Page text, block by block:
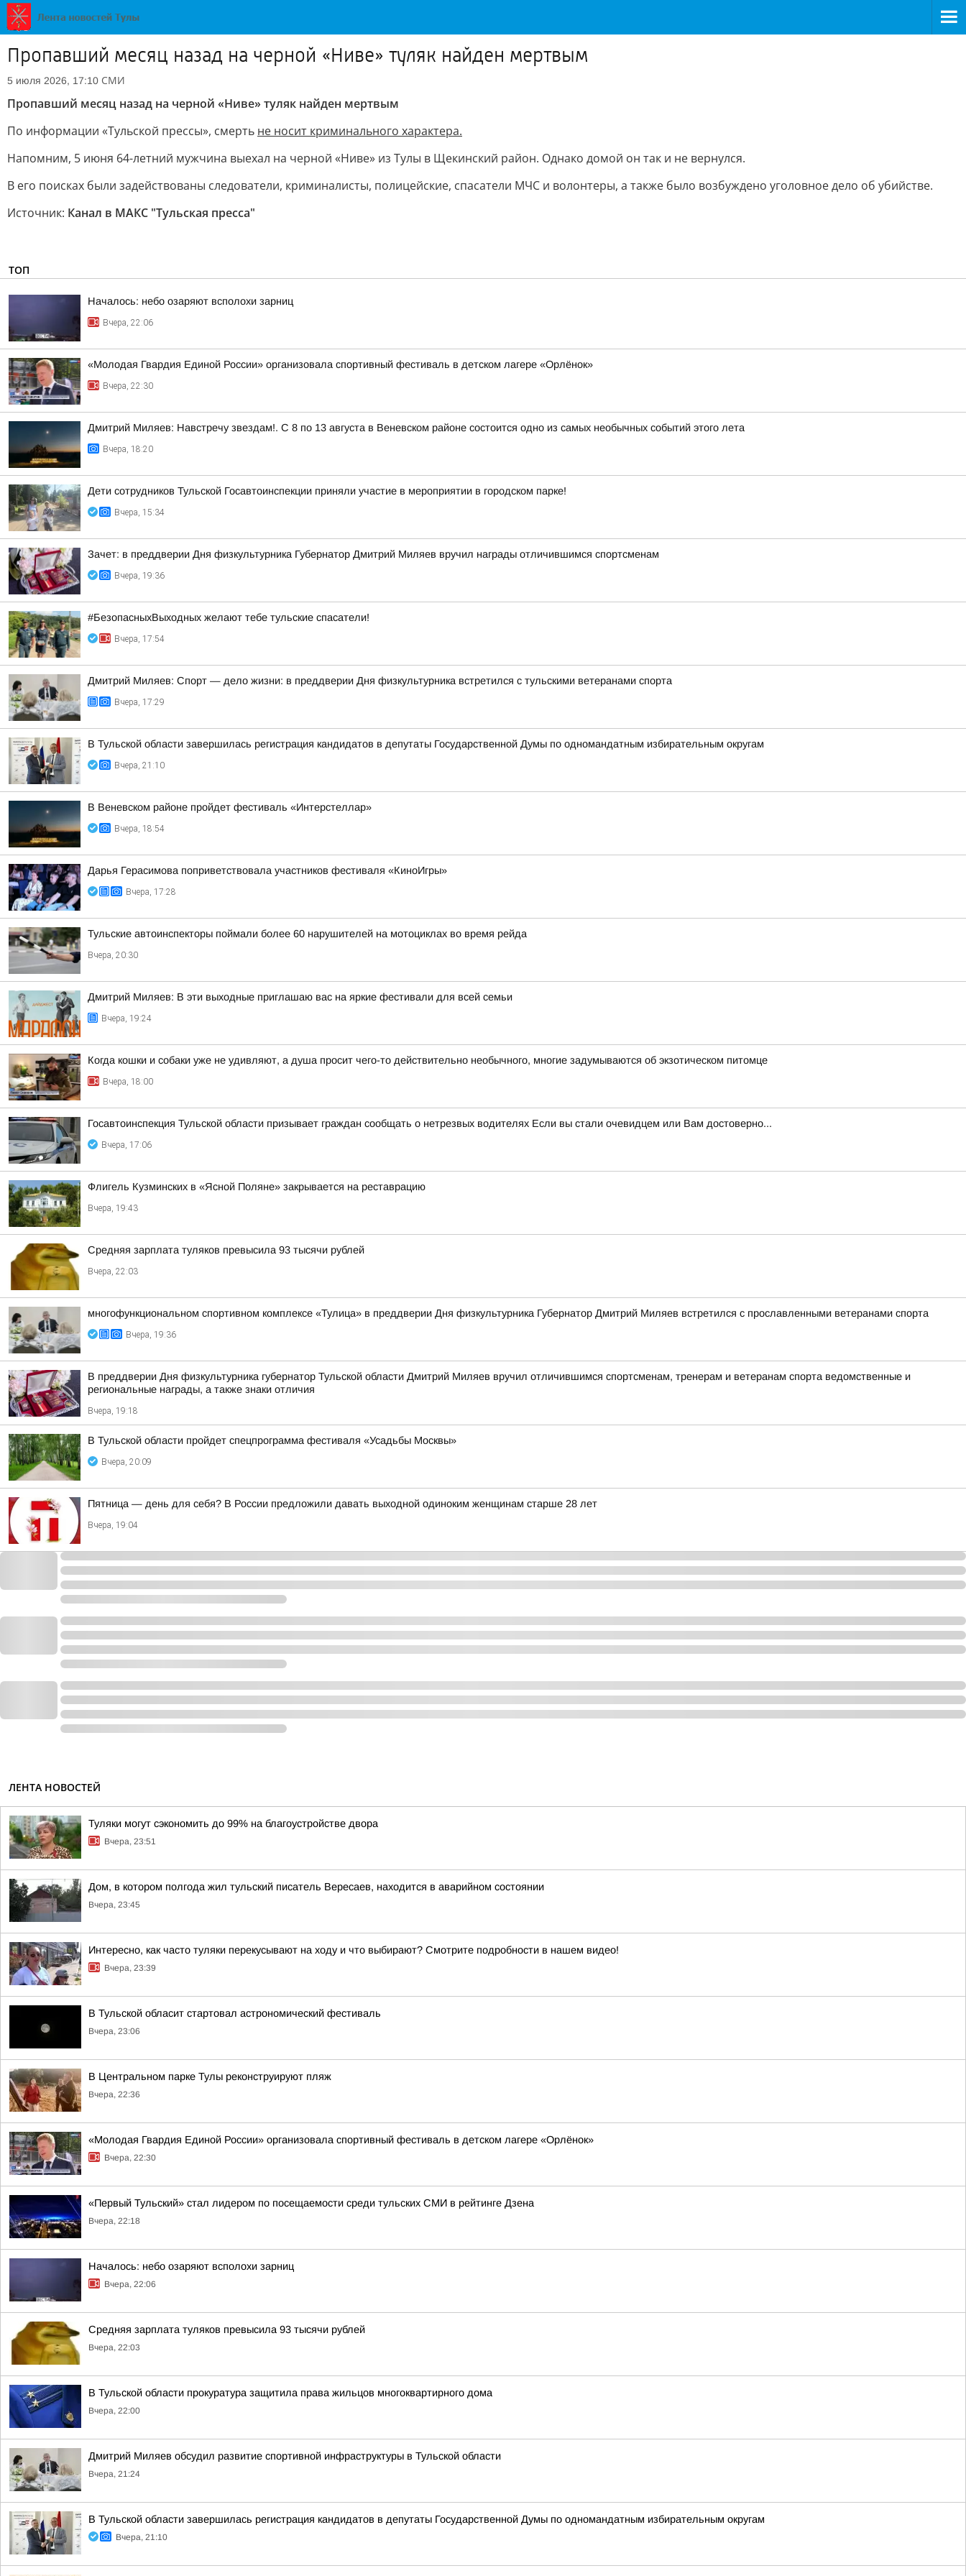
Пропавший месяц назад на черной «Ниве» туляк найден мертвым
5 июля 2026, 17:10 СМИ
Пропавший месяц назад на черной «Ниве» туляк найден мертвым
По информации «Тульской прессы», смерть не носит криминального характера.
Напомним, 5 июня 64-летний мужчина выехал на черной «Ниве» из Тулы в Щекинский район. Однако домой он так и не вернулся.
В его поисках были задействованы следователи, криминалисты, полицейские, спасатели МЧС и волонтеры, а также было возбуждено уголовное дело об убийстве.
Источник: Канал в МАКС "Тульская пресса"
ТОП
Началось: небо озаряют всполохи зарниц
Вчера, 22:06
«Молодая Гвардия Единой России» организовала спортивный фестиваль в детском лагере «Орлёнок»
Вчера, 22:30
Дмитрий Миляев: Навстречу звездам!. С 8 по 13 августа в Веневском районе состоится одно из самых необычных событий этого лета
Вчера, 18:20
Дети сотрудников Тульской Госавтоинспекции приняли участие в мероприятии в городском парке!
Вчера, 15:34
Зачет: в преддверии Дня физкультурника Губернатор Дмитрий Миляев вручил награды отличившимся спортсменам
Вчера, 19:36
#БезопасныхВыходных желают тебе тульские спасатели!
Вчера, 17:54
Дмитрий Миляев: Спорт — дело жизни: в преддверии Дня физкультурника встретился с тульскими ветеранами спорта
Вчера, 17:29
В Тульской области завершилась регистрация кандидатов в депутаты Государственной Думы по одномандатным избирательным округам
Вчера, 21:10
В Веневском районе пройдет фестиваль «Интерстеллар»
Вчера, 18:54
Дарья Герасимова поприветствовала участников фестиваля «КиноИгры»
Вчера, 17:28
Тульские автоинспекторы поймали более 60 нарушителей на мотоциклах во время рейда
Вчера, 20:30
Дмитрий Миляев: В эти выходные приглашаю вас на яркие фестивали для всей семьи
Вчера, 19:24
Когда кошки и собаки уже не удивляют, а душа просит чего-то действительно необычного, многие задумываются об экзотическом питомце
Вчера, 18:00
Госавтоинспекция Тульской области призывает граждан сообщать о нетрезвых водителях Если вы стали очевидцем или Вам достоверно...
Вчера, 17:06
Флигель Кузминских в «Ясной Поляне» закрывается на реставрацию
Вчера, 19:43
Средняя зарплата туляков превысила 93 тысячи рублей
Вчера, 22:03
многофункциональном спортивном комплексе «Тулица» в преддверии Дня физкультурника Губернатор Дмитрий Миляев встретился с прославленными ветеранами спорта
Вчера, 19:36
В преддверии Дня физкультурника губернатор Тульской области Дмитрий Миляев вручил отличившимся спортсменам, тренерам и ветеранам спорта ведомственные и
региональные награды, а также знаки отличия
Вчера, 19:18
В Тульской области пройдет спецпрограмма фестиваля «Усадьбы Москвы»
Вчера, 20:09
Пятница — день для себя? В России предложили давать выходной одиноким женщинам старше 28 лет
Вчера, 19:04
ЛЕНТА НОВОСТЕЙ
Туляки могут сэкономить до 99% на благоустройстве двора
Вчера, 23:51
Дом, в котором полгода жил тульский писатель Вересаев, находится в аварийном состоянии
Вчера, 23:45
Интересно, как часто туляки перекусывают на ходу и что выбирают? Смотрите подробности в нашем видео!
Вчера, 23:39
В Тульской обласит стартовал астрономический фестиваль
Вчера, 23:06
В Центральном парке Тулы реконструируют пляж
Вчера, 22:36
«Молодая Гвардия Единой России» организовала спортивный фестиваль в детском лагере «Орлёнок»
Вчера, 22:30
«Первый Тульский» стал лидером по посещаемости среди тульских СМИ в рейтинге Дзена
Вчера, 22:18
Началось: небо озаряют всполохи зарниц
Вчера, 22:06
Средняя зарплата туляков превысила 93 тысячи рублей
Вчера, 22:03
В Тульской области прокуратура защитила права жильцов многоквартирного дома
Вчера, 22:00
Дмитрий Миляев обсудил развитие спортивной инфраструктуры в Тульской области
Вчера, 21:24
В Тульской области завершилась регистрация кандидатов в депутаты Государственной Думы по одномандатным избирательным округам
Вчера, 21:10